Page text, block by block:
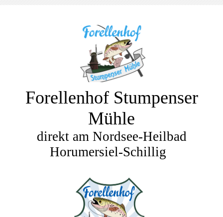
Forellenhof Stumpenser
Mühle
direkt am Nordsee-Heilbad
Horumersiel-Schillig